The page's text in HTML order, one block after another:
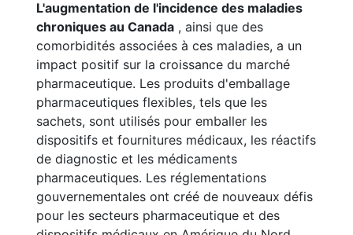
L'augmentation de l'incidence des maladies
chroniques au Canada , ainsi que des
comorbidités associées à ces maladies, a un
impact positif sur la croissance du marché
pharmaceutique. Les produits d'emballage
pharmaceutiques flexibles, tels que les
sachets, sont utilisés pour emballer les
dispositifs et fournitures médicaux, les réactifs
de diagnostic et les médicaments
pharmaceutiques. Les réglementations
gouvernementales ont créé de nouveaux défis
pour les secteurs pharmaceutique et des